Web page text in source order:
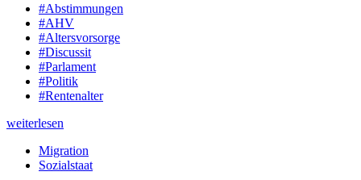
#Abstimmungen
#AHV
#Altersvorsorge
#Discussit
#Parlament
#Politik
#Rentenalter
weiterlesen
Migration
Sozialstaat